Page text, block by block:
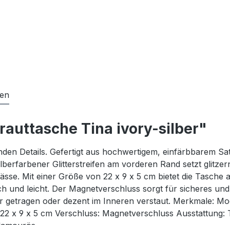
Tina ivory-silber"
Details. Gefertigt aus hochwertigem, einfärbbarem
Glitterstreifen am vorderen Rand setzt
Mit einer Größe von 22 x 9 x 5 cm bietet die Tasche
und leicht. Der Magnetverschluss sorgt für sicheres
oder dezent im Inneren verstaut. Merkmale:
x 9 x 5 cm Verschluss: Magnetverschluss